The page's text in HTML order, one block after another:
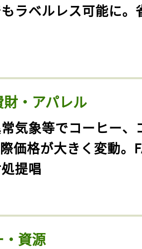
ラベルレス可能に。
・アパレル
常気象等でコーヒー、
価格が大きく変動。
提唱
資源
をお気に入りに
ログインが必